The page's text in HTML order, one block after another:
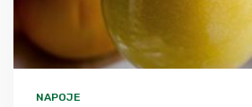
NAPOJE